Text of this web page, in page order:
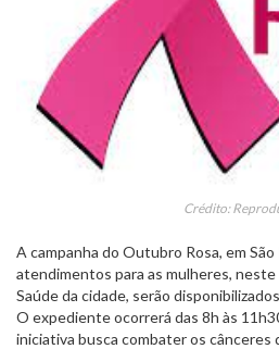
Crédito:
A campanha do Outubro Rosa, em
atendimentos para as mulheres,
Saúde da cidade, serão
O expediente ocorrerá das 8h às
iniciativa busca combater os cânceres